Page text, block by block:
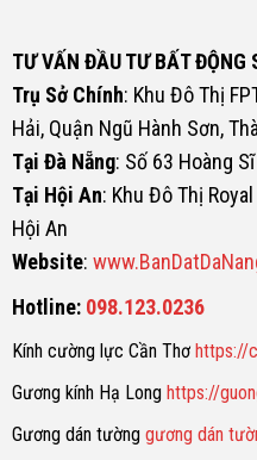
TƯ VẤN ĐẦU TƯ BẤT ĐỘNG
Trụ Sở Chính: Khu Đô Thị
Hải, Quận Ngũ Hành Sơn,
Tại Đà Nẵng: Số 63 Hoàng
Tại Hội An: Khu Đô Thị
Hội An
Website:
Hotline: 098.123.0236
Kính cường lực Cần Thơ https://
Gương kính Hạ Long https://
Gương dán tường gương dán